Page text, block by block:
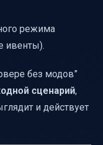
режима
ивенты).
без модов”
сценарий,
и действует